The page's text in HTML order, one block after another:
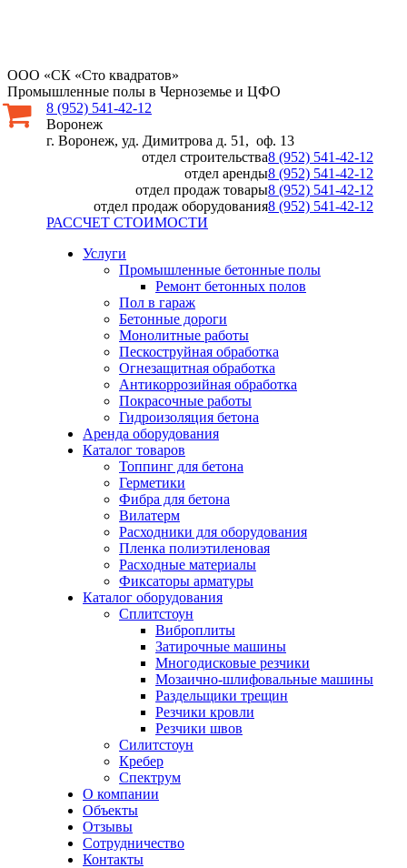
ООО «СК «Сто квадратов»
Промышленные полы в Черноземье и ЦФО
8 (952) 541-42-12
Воронеж
г. Воронеж, уд. Димитрова д. 51, оф. 13
отдел строительства8 (952) 541-42-12
отдел аренды8 (952) 541-42-12
отдел продаж товары8 (952) 541-42-12
отдел продаж оборудования8 (952) 541-42-12
РАССЧЕТ СТОИМОСТИ
Услуги
Промышленные бетонные полы
Ремонт бетонных полов
Пол в гараж
Бетонные дороги
Монолитные работы
Пескоструйная обработка
Огнезащитная обработка
Антикоррозийная обработка
Покрасочные работы
Гидроизоляция бетона
Аренда оборудования
Каталог товаров
Топпинг для бетона
Герметики
Фибра для бетона
Вилатерм
Расходники для оборудования
Пленка полиэтиленовая
Расходные материалы
Фиксаторы арматуры
Каталог оборудования
Сплитстоун
Виброплиты
Затирочные машины
Многодисковые резчики
Мозаично-шлифовальные машины
Раздельщики трещин
Резчики кровли
Резчики швов
Силитстоун
Кребер
Спектрум
О компании
Объекты
Отзывы
Сотрудничество
Контакты